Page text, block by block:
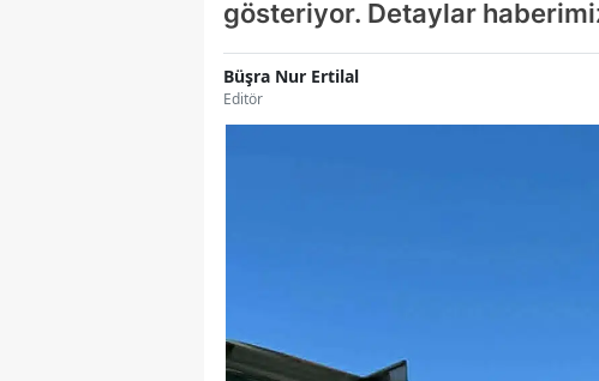
gösteriyor. Detaylar
Büşra Nur Ertilal
Editör